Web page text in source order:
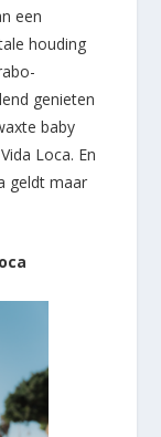
een
houding
genieten
baby
Loca. En
geldt maar